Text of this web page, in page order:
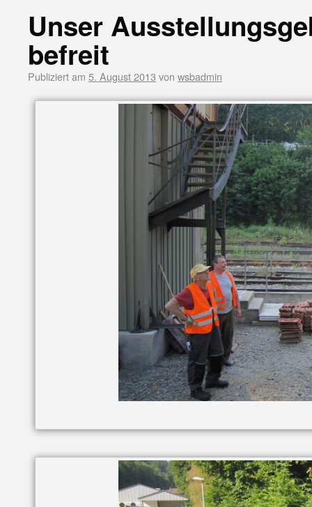
Unser
befreit
Publiziert am 5. August 2013 von wsbadmin